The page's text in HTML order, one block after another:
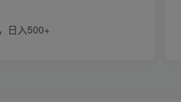
日入500+